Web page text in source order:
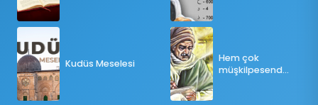
Kudüs Meselesi
Hem çok
müşkilpesend